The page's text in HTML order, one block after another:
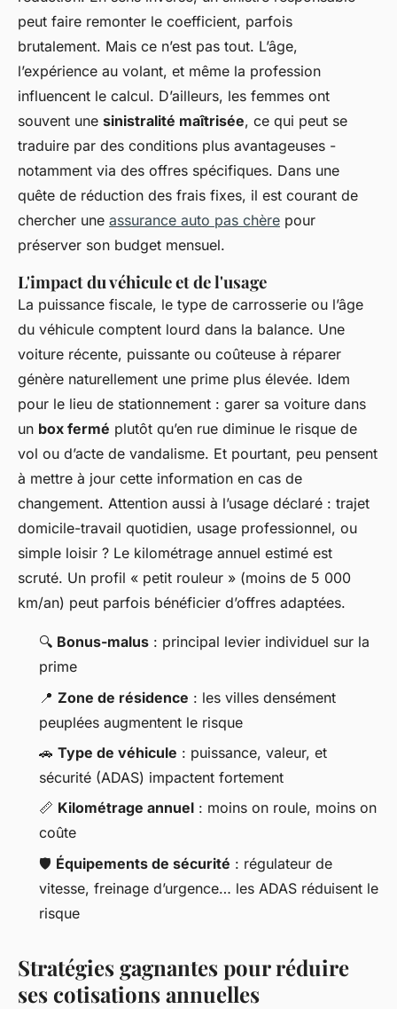
peut faire remonter le coefficient, parfois
brutalement. Mais ce n’est pas tout. L’âge,
l’expérience au volant, et même la profession
influencent le calcul. D’ailleurs, les femmes ont
souvent une sinistralité maîtrisée, ce qui peut se
traduire par des conditions plus avantageuses -
notamment via des offres spécifiques. Dans une
quête de réduction des frais fixes, il est courant de
chercher une assurance auto pas chère pour
préserver son budget mensuel.
L'impact du véhicule et de l'usage
La puissance fiscale, le type de carrosserie ou l’âge
du véhicule comptent lourd dans la balance. Une
voiture récente, puissante ou coûteuse à réparer
génère naturellement une prime plus élevée. Idem
pour le lieu de stationnement : garer sa voiture dans
un box fermé plutôt qu’en rue diminue le risque de
vol ou d’acte de vandalisme. Et pourtant, peu pensent
à mettre à jour cette information en cas de
changement. Attention aussi à l’usage déclaré : trajet
domicile-travail quotidien, usage professionnel, ou
simple loisir ? Le kilométrage annuel estimé est
scruté. Un profil « petit rouleur » (moins de 5 000
km/an) peut parfois bénéficier d’offres adaptées.
🔍 Bonus-malus : principal levier individuel sur la
prime
📍 Zone de résidence : les villes densément
peuplées augmentent le risque
🚗 Type de véhicule : puissance, valeur, et
sécurité (ADAS) impactent fortement
📏 Kilométrage annuel : moins on roule, moins on
coûte
🛡️ Équipements de sécurité : régulateur de
vitesse, freinage d’urgence… les ADAS réduisent le
risque
Stratégies gagnantes pour réduire
ses cotisations annuelles